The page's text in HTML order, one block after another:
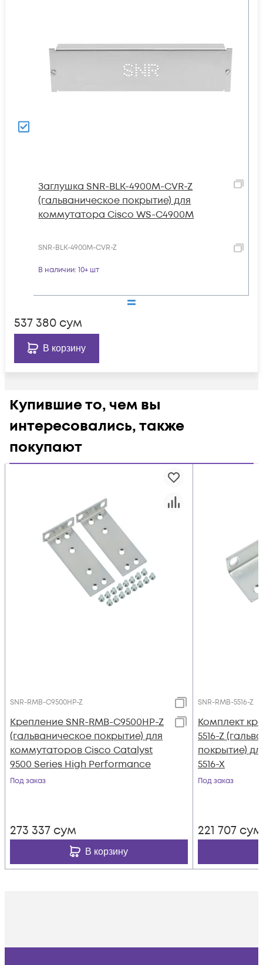
Заглушка SNR-BLK-4900M-CVR-Z
(гальваническое покрытие) для
коммутатора Cisco WS-C4900M
SNR-BLK-4900M-CVR-Z
В наличии: 10+ шт
537 380 сум
В корзину
Купившие то, чем вы
интересовались, также
покупают
SNR-RMB-C9500HP-Z
Крепление SNR-RMB-C9500HP-Z
(гальваническое покрытие) для
коммутаторов Cisco Catalyst
9500 Series High Performance
Под заказ
273 337 сум
В корзину
SNR-RMB-5516-Z
Комплект
5516-Z
покрытие)
5516-X
Под заказ
221 707 сум